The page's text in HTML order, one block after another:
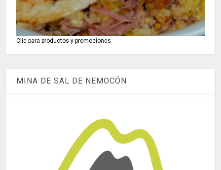
Clic para productos y promociones
MINA DE SAL DE NEMOCÓN